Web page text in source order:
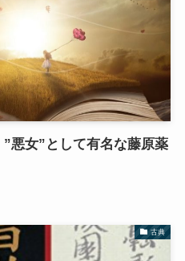
悪女”として有名な藤原薬
古典